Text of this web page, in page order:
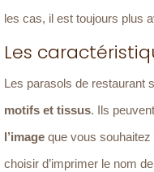
les cas, il est toujours plus
Les
Les parasols de restaurant
motifs et tissus. Ils
l’image que vous
choisir d’imprimer le nom